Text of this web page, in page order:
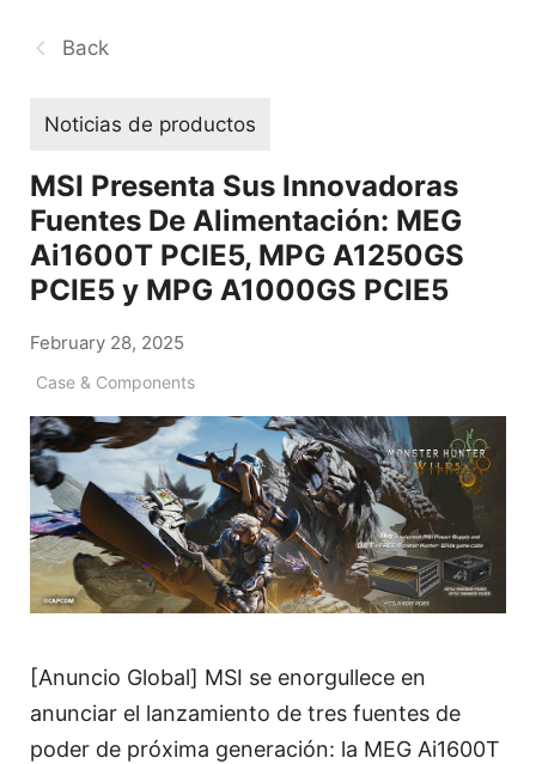
Back
Noticias de productos
MSI Presenta Sus Innovadoras
Fuentes De Alimentación: MEG
Ai1600T PCIE5, MPG A1250GS
PCIE5 y MPG A1000GS PCIE5
February 28, 2025
Case & Components
[Anuncio Global] MSI se enorgullece en
anunciar el lanzamiento de tres fuentes de
poder de próxima generación: la MEG Ai1600T